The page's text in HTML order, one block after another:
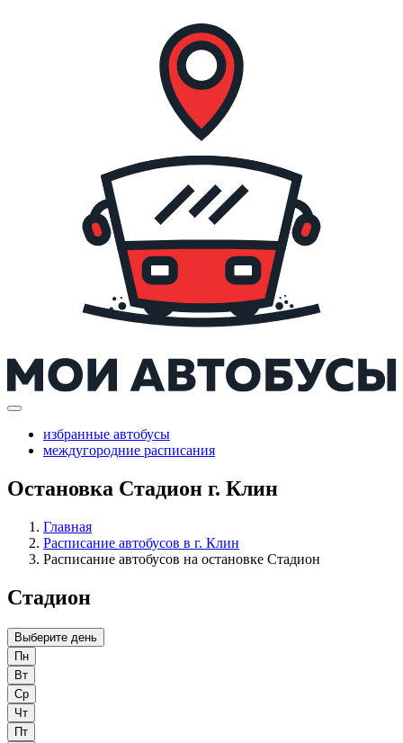
избранные автобусы
междугородние расписания
Остановка Стадион г. Клин
Главная
Расписание автобусов в г. Клин
Расписание автобусов на остановке Стадион
Стадион
Выберите день
Пн
Вт
Ср
Чт
Пт